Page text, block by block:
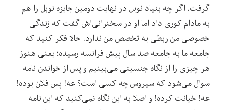
گرفت. اگر چه بنیاد نوبل در نهایت دومین جایزه نوبل را هم
به مادام کوری داد اما او در سخنرانی‌اش گفت که زندگی
خصوصی من ربطی به تخصص من ندارد. حالا فکر کنید که
جامعه ما به جامعه صد سال پیش فرانسه رسیده؛ یعنی هنوز
هر چیزی را از نگاه جنسیتی می‌بینیم و پس از خواندن نامه
سوال می‌شود که سیروس چه کسی است؟ عه! پس فلان بوده!
عه! خیانت کرده! و اصلا به این نگاه نمی‌کنید که این نامه